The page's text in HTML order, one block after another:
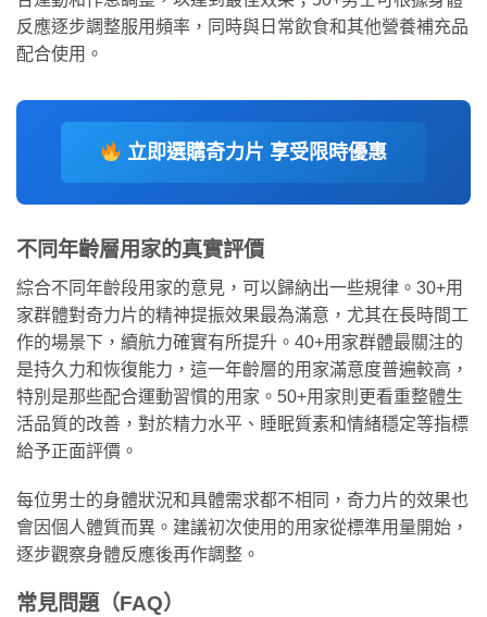
反應逐步調整服用頻率，同時與日常飲食和其他營養補充品
配合使用。
立即選購奇力片 享受限時優惠
不同年齡層用家的真實評價
綜合不同年齡段用家的意見，可以歸納出一些規律。30+用
家群體對奇力片的精神提振效果最為滿意，尤其在長時間工
作的場景下，續航力確實有所提升。40+用家群體最關注的
是持久力和恢復能力，這一年齡層的用家滿意度普遍較高，
特別是那些配合運動習慣的用家。50+用家則更看重整體生
活品質的改善，對於精力水平、睡眠質素和情緒穩定等指標
給予正面評價。
每位男士的身體狀況和具體需求都不相同，奇力片的效果也
會因個人體質而異。建議初次使用的用家從標準用量開始，
逐步觀察身體反應後再作調整。
常見問題（FAQ）